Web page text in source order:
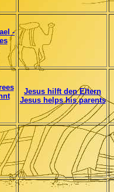
-
Jesus hilft den Eltern
Jesus helps his parents